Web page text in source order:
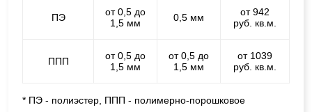
ПЭ
от 0,5 до
1,5 мм
0,5 мм
от 942
руб. кв.м.
ППП
от 0,5 до
1,5 мм
от 0,5 до
1,5 мм
от 1039
руб. кв.м.
* ПЭ - полиэстер, ППП - полимерно-порошковое